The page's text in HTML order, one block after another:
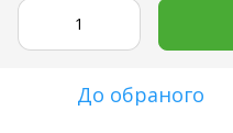
До обраного